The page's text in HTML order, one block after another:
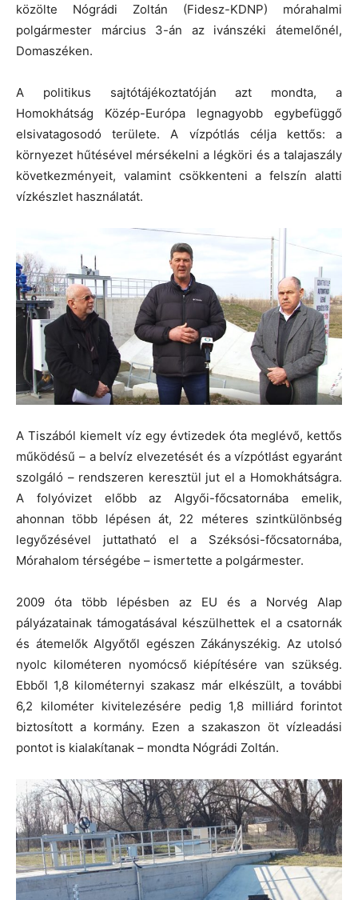
közölte Nógrádi Zoltán (Fidesz-KDNP) mórahalmi
polgármester március 3-án az ivánszéki átemelőnél,
Domaszéken.
A politikus sajtótájékoztatóján azt mondta, a
Homokhátság Közép-Európa legnagyobb egybefüggő
elsivatagosodó területe. A vízpótlás célja kettős: a
környezet hűtésével mérsékelni a légköri és a talajaszály
következményeit, valamint csökkenteni a felszín alatti
vízkészlet használatát.
A Tiszából kiemelt víz egy évtizedek óta meglévő, kettős
működésű – a belvíz elvezetését és a vízpótlást egyaránt
szolgáló – rendszeren keresztül jut el a Homokhátságra.
A folyóvizet előbb az Algyői-főcsatornába emelik,
ahonnan több lépésen át, 22 méteres szintkülönbség
legyőzésével juttatható el a Széksósi-főcsatornába,
Mórahalom térségébe – ismertette a polgármester.
2009 óta több lépésben az EU és a Norvég Alap
pályázatainak támogatásával készülhettek el a csatornák
és átemelők Algyőtől egészen Zákányszékig. Az utolsó
nyolc kilométeren nyomócső kiépítésére van szükség.
Ebből 1,8 kilométernyi szakasz már elkészült, a további
6,2 kilométer kivitelezésére pedig 1,8 milliárd forintot
biztosított a kormány. Ezen a szakaszon öt vízleadási
pontot is kialakítanak – mondta Nógrádi Zoltán.